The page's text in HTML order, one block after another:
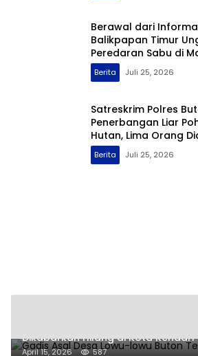
Berawal dari
Balikpapan Timur
Peredaran Sabu di
Terduga Pelaku
Berita Juli 25, 2026
Satreskrim Polres
Penerbangan Liar
Hutan, Lima Orang
Berita Juli 25, 2026
Dikabarkan Hilang di Kota Kendari
April 15, 2026 587